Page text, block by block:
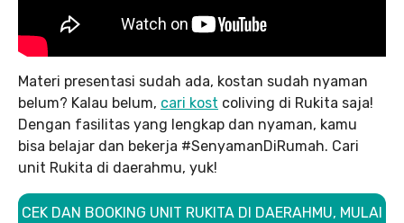
Materi presentasi sudah ada, kostan sudah nyaman
belum? Kalau belum, cari kost coliving di Rukita saja!
Dengan fasilitas yang lengkap dan nyaman, kamu
bisa belajar dan bekerja #SenyamanDiRumah. Cari
unit Rukita di daerahmu, yuk!
CEK DAN BOOKING UNIT RUKITA DI DAERAHMU, MULAI